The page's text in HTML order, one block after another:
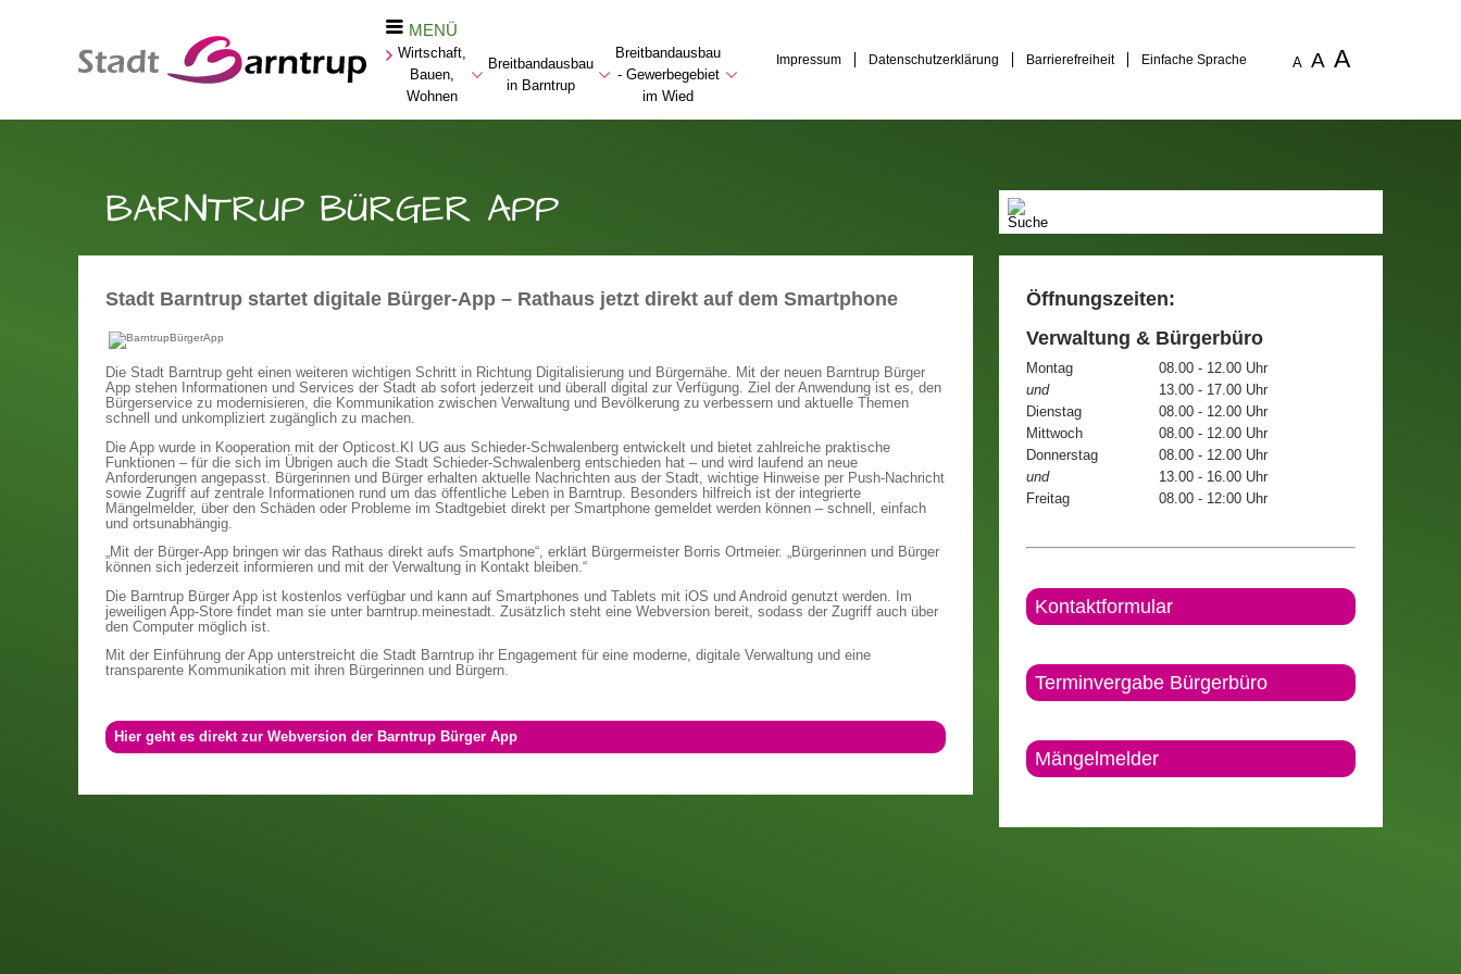
MENÜ
Wirtschaft,
Bauen,
Wohnen
Breitbandausbau
in Barntrup
Breitbandausbau
- Gewerbegebiet
im Wied
Impressum Datenschutzerklärung Barrierefreiheit Einfache Sprache A A A
BARNTRUP BÜRGER APP
Stadt Barntrup startet digitale Bürger-App – Rathaus jetzt direkt auf dem Smartphone
Die Stadt Barntrup geht einen weiteren wichtigen Schritt in Richtung Digitalisierung und Bürgernähe. Mit der neuen Barntrup Bürger
App stehen Informationen und Services der Stadt ab sofort jederzeit und überall digital zur Verfügung. Ziel der Anwendung ist es, den
Bürgerservice zu modernisieren, die Kommunikation zwischen Verwaltung und Bevölkerung zu verbessern und aktuelle Themen
schnell und unkompliziert zugänglich zu machen.
Die App wurde in Kooperation mit der Opticost.KI UG aus Schieder-Schwalenberg entwickelt und bietet zahlreiche praktische
Funktionen – für die sich im Übrigen auch die Stadt Schieder-Schwalenberg entschieden hat – und wird laufend an neue
Anforderungen angepasst. Bürgerinnen und Bürger erhalten aktuelle Nachrichten aus der Stadt, wichtige Hinweise per Push-Nachricht
sowie Zugriff auf zentrale Informationen rund um das öffentliche Leben in Barntrup. Besonders hilfreich ist der integrierte
Mängelmelder, über den Schäden oder Probleme im Stadtgebiet direkt per Smartphone gemeldet werden können – schnell, einfach
und ortsunabhängig.
„Mit der Bürger-App bringen wir das Rathaus direkt aufs Smartphone“, erklärt Bürgermeister Borris Ortmeier. „Bürgerinnen und Bürger
können sich jederzeit informieren und mit der Verwaltung in Kontakt bleiben.“
Die Barntrup Bürger App ist kostenlos verfügbar und kann auf Smartphones und Tablets mit iOS und Android genutzt werden. Im
jeweiligen App-Store findet man sie unter barntrup.meinestadt. Zusätzlich steht eine Webversion bereit, sodass der Zugriff auch über
den Computer möglich ist.
Mit der Einführung der App unterstreicht die Stadt Barntrup ihr Engagement für eine moderne, digitale Verwaltung und eine
transparente Kommunikation mit ihren Bürgerinnen und Bürgern.
Hier geht es direkt zur Webversion der Barntrup Bürger App
Öffnungszeiten:
Verwaltung & Bürgerbüro
Montag
08.00 - 12.00 Uhr
und
13.00 - 17.00 Uhr
Dienstag
08.00 - 12.00 Uhr
Mittwoch
08.00 - 12.00 Uhr
Donnerstag
08.00 - 12.00 Uhr
und
13.00 - 16.00 Uhr
Freitag
08.00 - 12:00 Uhr
Kontaktformular
Terminvergabe Bürgerbüro
Mängelmelder